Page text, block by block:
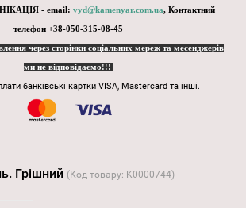
- email: vyd@kamenyar.com.ua, Контактний
телефон +38-050-315-08-45
через сторінки соціальних мереж та месенджерів
ми не відповідаємо!!!
банківські картки VISA, Mastercard та інші.
Грішний (Код товару: K0000744)